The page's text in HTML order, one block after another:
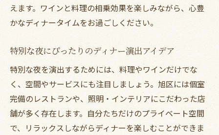
えます。ワインと料理の相乗効果を楽しみながら、心豊
かなディナータイムをお過ごしください。
特別な夜にぴったりのディナー演出アイデア
特別な夜を演出するためには、料理やワインだけでな
く、空間やサービスにも注目しましょう。旭区には個室
完備のレストランや、照明・インテリアにこだわった店
舗が多く存在します。自分たちだけのプライベート空間
で、リラックスしながらディナーを楽しむことができま